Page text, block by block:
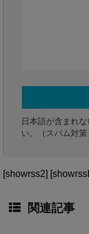
日本語が含まれ
い。（スパム対策
[showrss2]
関連記事